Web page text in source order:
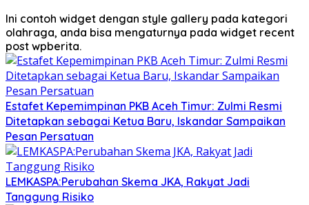
Ini contoh widget dengan style gallery pada kategori
olahraga, anda bisa mengaturnya pada widget recent
post wpberita.
Estafet Kepemimpinan PKB Aceh Timur: Zulmi Resmi
Ditetapkan sebagai Ketua Baru, Iskandar Sampaikan
Pesan Persatuan
LEMKASPA:Perubahan Skema JKA, Rakyat Jadi
Tanggung Risiko